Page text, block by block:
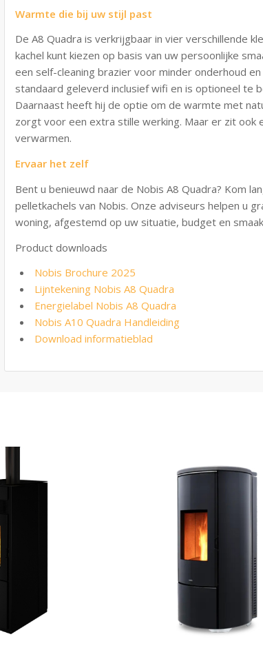
Warmte die bij uw stijl past
De A8 Quadra is verkrijgbaar in vier verschillende
kachel kunt kiezen op basis van uw persoonlijke
een self-cleaning brazier voor minder onderhoud
standaard geleverd inclusief wifi en is optioneel te
Daarnaast heeft hij de optie om de warmte met
zorgt voor een extra stille werking. Maar er zit ook
verwarmen.
Ervaar het zelf
Bent u benieuwd naar de Nobis A8 Quadra? Kom
pelletkachels van Nobis. Onze adviseurs helpen u
woning, afgestemd op uw situatie, budget en
Product downloads
Nobis Brochure 2025
Lijntekening Nobis A8 Quadra
Energielabel Nobis A8 Quadra
Nobis A10 Quadra Handleiding
Download informatieblad